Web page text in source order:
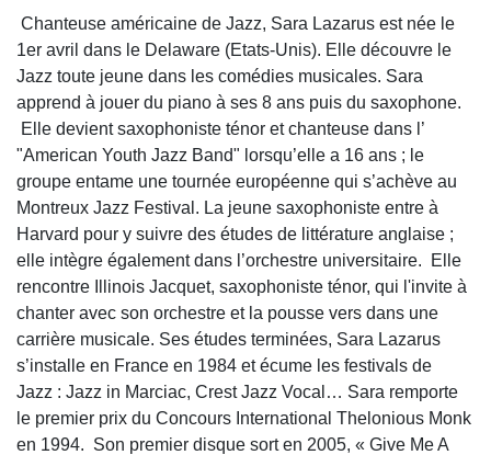
Chanteuse américaine de Jazz, Sara Lazarus est née le
1er avril dans le Delaware (Etats-Unis). Elle découvre le
Jazz toute jeune dans les comédies musicales. Sara
apprend à jouer du piano à ses 8 ans puis du saxophone.
Elle devient saxophoniste ténor et chanteuse dans l’
"American Youth Jazz Band" lorsqu’elle a 16 ans ; le
groupe entame une tournée européenne qui s’achève au
Montreux Jazz Festival. La jeune saxophoniste entre à
Harvard pour y suivre des études de littérature anglaise ;
elle intègre également dans l’orchestre universitaire. Elle
rencontre Illinois Jacquet, saxophoniste ténor, qui l'invite à
chanter avec son orchestre et la pousse vers dans une
carrière musicale. Ses études terminées, Sara Lazarus
s’installe en France en 1984 et écume les festivals de
Jazz : Jazz in Marciac, Crest Jazz Vocal… Sara remporte
le premier prix du Concours International Thelonious Monk
en 1994. Son premier disque sort en 2005, « Give Me A